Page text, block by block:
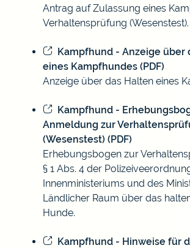
Antrag auf Zulassung eines
Verhaltensprüfung (Wesenstest).
Kampfhund - Anzeige über
eines Kampfhundes (PDF)
Anzeige über das Halten eines
Kampfhund -
Anmeldung zur
(Wesenstest) (PDF)
Erhebungsbogen zur
§ 1 Abs. 4 der
Innenministeriums und des
Ländlicher Raum über das
Hunde.
Kampfhund - Hinweise für